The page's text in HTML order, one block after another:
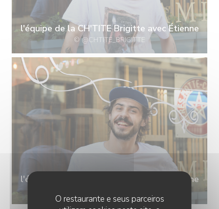
O restaurante e seus parceiros
l'équipe de la CH'TITE Brigitte avec Étienne
© @CHTITE_BRIGITTE
l'équipe de la CH'TITE Brigitte avec Étienne